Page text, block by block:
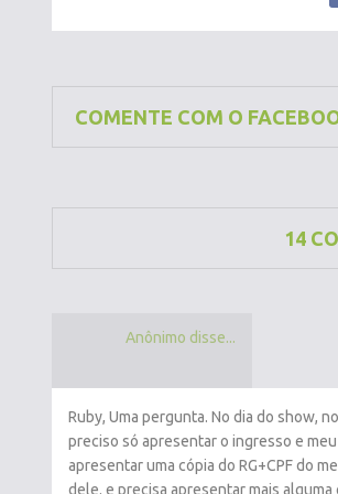
COMENTE COM O
14
Anônimo disse...
Ruby, Uma pergunta. No dia do show,
preciso só apresentar o ingresso e
apresentar uma cópia do RG+CPF do
dele. e precisa apresentar mais